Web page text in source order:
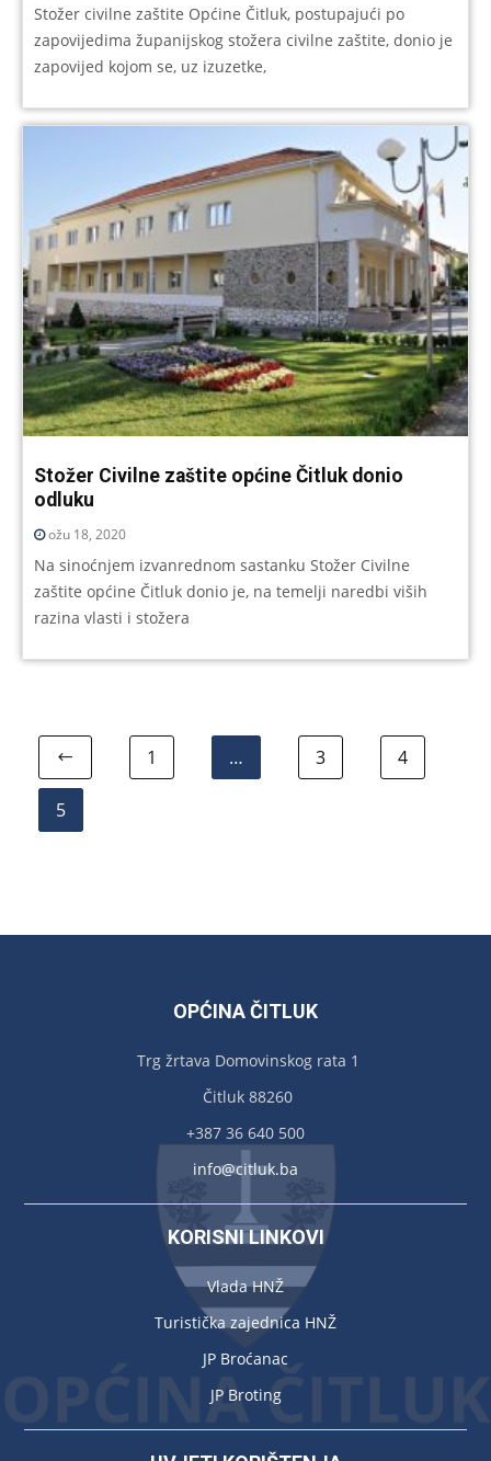
Stožer civilne zaštite Općine Čitluk, postupajući po
zapovijedima županijskog stožera civilne zaštite, donio je
zapovijed kojom se, uz izuzetke,
Stožer Civilne zaštite općine Čitluk donio
odluku
ožu 18, 2020
Na sinoćnjem izvanrednom sastanku Stožer Civilne
zaštite općine Čitluk donio je, na temelji naredbi viših
razina vlasti i stožera
1 … 3 4
5
OPĆINA ČITLUK
Trg žrtava Domovinskog rata 1
Čitluk 88260
+387 36 640 500
info@citluk.ba
KORISNI LINKOVI
Vlada HNŽ
Turistička zajednica HNŽ
JP Broćanac
JP Broting